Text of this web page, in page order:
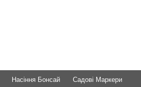
Насіння Бонсай Садові Маркери